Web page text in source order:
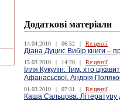
Додаткові матеріали
14.04.2010 | 06:52 | Re:цензії
Діана Дуцик: Вибір книги –
15.03.2010 | 14:20 | Re:цензії
Ілля Кукулін: Тим, хто
Афанасьєвої, Андрія
01.03.2010 | 07:31 | Re:цензії
Каша Сальцова: